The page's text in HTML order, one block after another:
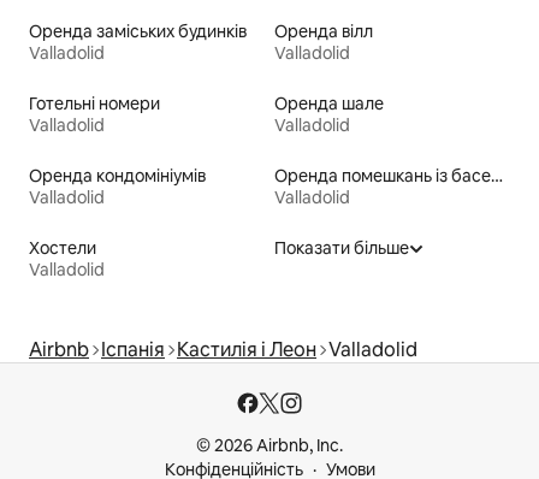
Оренда заміських будинків
Valladolid
Оренда вілл
Valladolid
Готельні номери
Valladolid
Оренда шале
Valladolid
Оренда кондомініумів
Valladolid
Оренда помешкань із басейном
Valladolid
Хостели
Valladolid
Показати більше
Airbnb Іспанія Кастилія і Леон Valladolid
© 2026 Airbnb, Inc.
Конфіденційність
Умови